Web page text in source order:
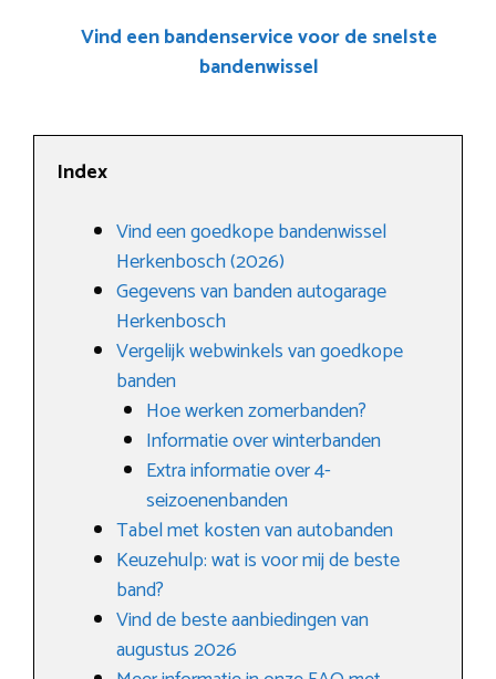
Vind een bandenservice voor de snelste
bandenwissel
Index
Vind een goedkope bandenwissel
Herkenbosch (2026)
Gegevens van banden autogarage
Herkenbosch
Vergelijk webwinkels van goedkope
banden
Hoe werken zomerbanden?
Informatie over winterbanden
Extra informatie over 4-
seizoenenbanden
Tabel met kosten van autobanden
Keuzehulp: wat is voor mij de beste
band?
Vind de beste aanbiedingen van
augustus 2026